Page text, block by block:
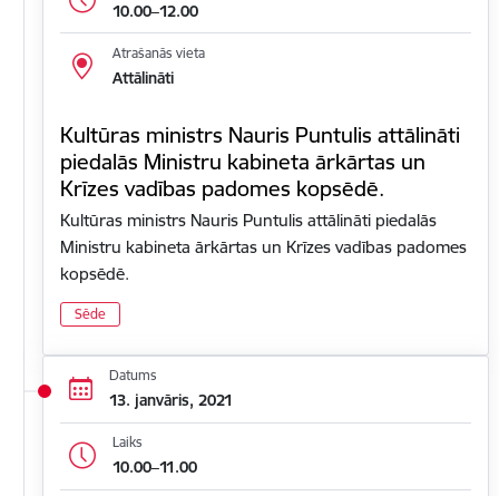
10.00–12.00
Atrašanās vieta
Attālināti
Kultūras ministrs Nauris Puntulis attālināti
piedalās Ministru kabineta ārkārtas un
Krīzes vadības padomes kopsēdē.
Kultūras ministrs Nauris Puntulis attālināti piedalās
Ministru kabineta ārkārtas un Krīzes vadības padomes
kopsēdē.
Sēde
Datums
13. janvāris, 2021
Laiks
10.00–11.00